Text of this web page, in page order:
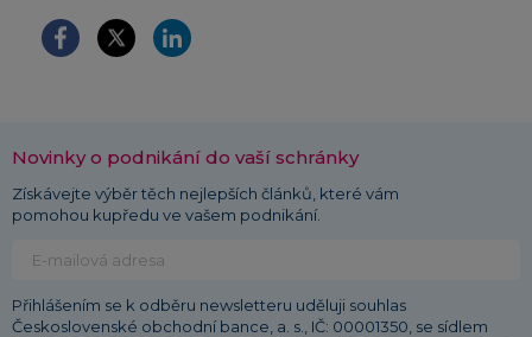
Novinky o podnikání do vaší schránky
Získávejte výběr těch nejlepších článků, které vám
pomohou kupředu ve vašem podnikání.
Přihlášením se k odběru newsletteru uděluji souhlas
Československé obchodní bance, a. s., IČ: 00001350, se sídlem